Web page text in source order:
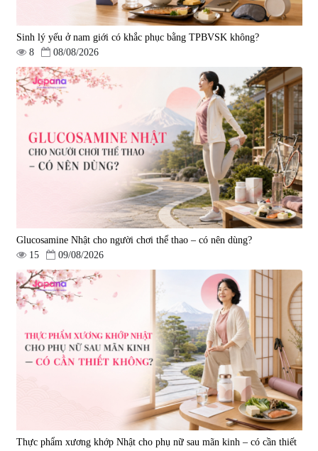
Sinh lý yếu ở nam giới có khắc phục bằng TPBVSK không?
8
08/08/2026
Glucosamine Nhật cho người chơi thể thao – có nên dùng?
15
09/08/2026
Thực phẩm xương khớp Nhật cho phụ nữ sau mãn kinh – có cần thiết